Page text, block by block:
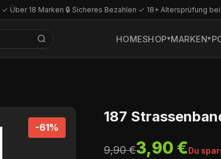
·✓ Über 18 Marken·🔒 Sicheres Bezahlen·✓ 18+ Altersprüfung
HOMESHOP MARKEN
-61%
187
9,90 €3,90 €Du